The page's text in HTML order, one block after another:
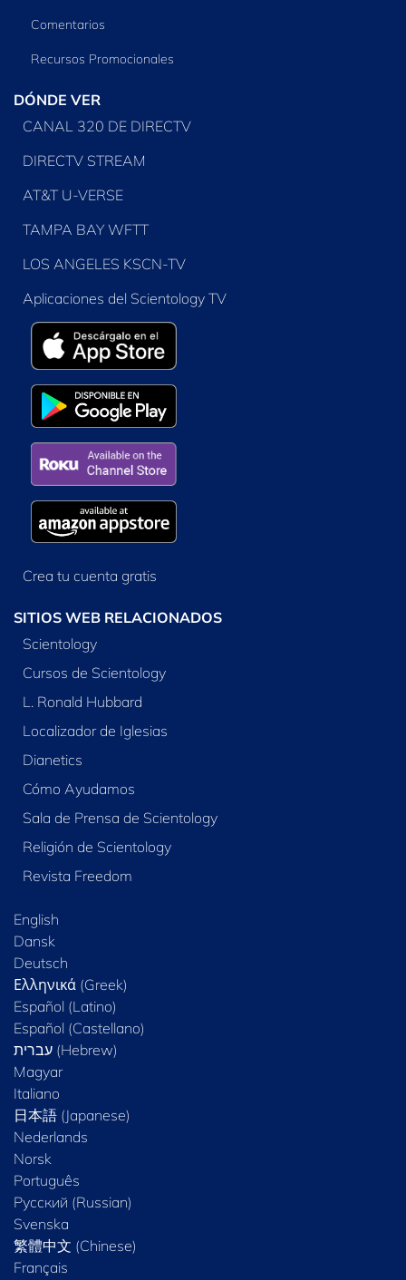
Comentarios
Recursos Promocionales
DÓNDE VER
CANAL 320 DE DIRECTV
DIRECTV STREAM
AT&T U-VERSE
TAMPA BAY WFTT
LOS ANGELES KSCN-TV
Aplicaciones del Scientology TV
Crea tu cuenta gratis
SITIOS WEB RELACIONADOS
Scientology
Cursos de Scientology
L. Ronald Hubbard
Localizador de Iglesias
Dianetics
Cómo Ayudamos
Sala de Prensa de Scientology
Religión de Scientology
Revista Freedom
English
Dansk
Deutsch
Ελληνικά (Greek)
Español (Latino)
Español (Castellano)
Magyar
Italiano
日本語 (Japanese)
Nederlands
Norsk
Português
Русский (Russian)
Svenska
繁體中文 (Chinese)
Français